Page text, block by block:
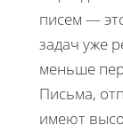
писем —
задач уже
меньше
Письма,
имеют